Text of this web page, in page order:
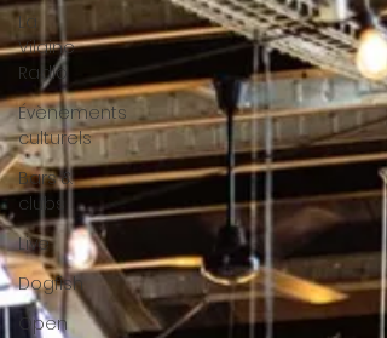
La
Vilaine
Radio
Évènements
culturels
Bars &
clubs
Live
Dogfish
Open